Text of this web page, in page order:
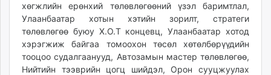
unen.mn
asu.mn
shudarga.mn
shuurhai.mn
unuudur.mn
хөгжлийн ерөнхий төлөвлөгөөний үзэл баримтлал,
Улаанбаатар хотын хэтийн зорилт, стратеги
төлөвлөгөө буюу Х.О.Т концевц, Улаанбаатар хотод
хэрэгжиж байгаа томоохон төсөл хөтөлбөрүүдийн
тооцоо судалгаанууд, Автозамын мастер төлөвлөгөө,
Нийтийн тээврийн цогц шийдэл, Орон сууцжуулах